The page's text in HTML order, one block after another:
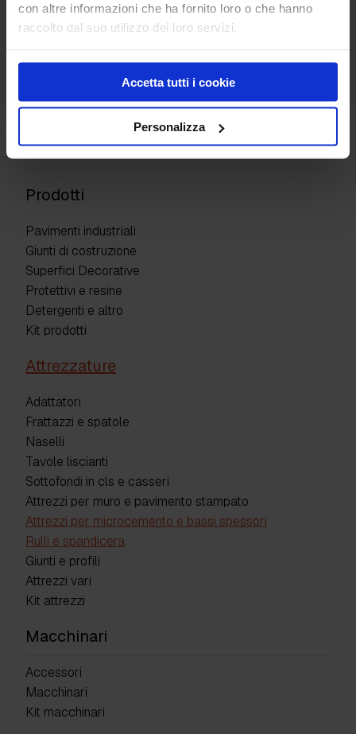
con altre informazioni che ha fornito loro o che hanno
raccolto dal suo utilizzo dei loro servizi.
Accetta tutti i cookie
Personalizza
Ricambio manico per frattazzo
Rotelle segnafughe
Prodotti
Pavimenti industriali
Giunti di costruzione
Superfici Decorative
Protettivi e resine
Detergenti e altro
Kit prodotti
Attrezzature
Adattatori
Frattazzi e spatole
Naselli
Tavole liscianti
Sottofondi in cls e casseri
Attrezzi per muro e pavimento stampato
Attrezzi per microcemento e bassi spessori
Rulli e spandicera
Giunti e profili
Attrezzi vari
Kit attrezzi
Macchinari
Accessori
Macchinari
Kit macchinari
Spandicera con
Supporto per